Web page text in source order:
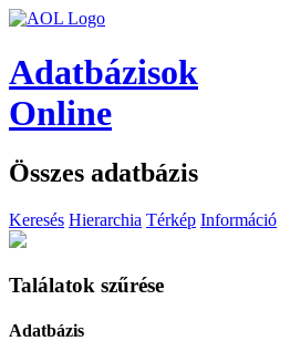
Adatbázisok
Online
Összes adatbázis
Keresés Hierarchia Térkép Információ
Találatok szűrése
Adatbázis